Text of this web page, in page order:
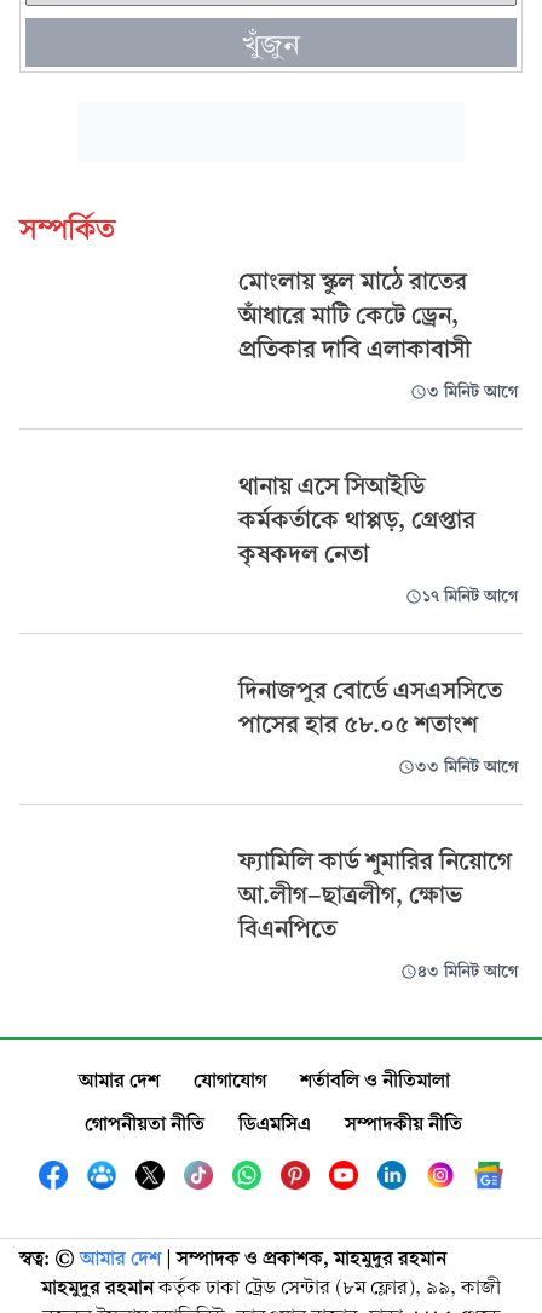
খুঁজুন
সম্পর্কিত
মোংলায় স্কুল মাঠে রাতের
আঁধারে মাটি কেটে ড্রেন,
প্রতিকার দাবি এলাকাবাসী
৩ মিনিট আগে
থানায় এসে সিআইডি
কর্মকর্তাকে থাপ্পড়, গ্রেপ্তার
কৃষকদল নেতা
১৭ মিনিট আগে
দিনাজপুর বোর্ডে এসএসসিতে
পাসের হার ৫৮.০৫ শতাংশ
৩৩ মিনিট আগে
ফ্যামিলি কার্ড শুমারির নিয়োগে
আ.লীগ-ছাত্রলীগ, ক্ষোভ
বিএনপিতে
৪৩ মিনিট আগে
আমার দেশ যোগাযোগ
শর্তাবলি ও নীতিমালা
গোপনীয়তা নীতি
ডিএমসিএ সম্পাদকীয় নীতি
স্বত্ব: ©️ আমার দেশ| সম্পাদক ও প্রকাশক, মাহমুদুর রহমান
মাহমুদুর রহমানকর্তৃক ঢাকা ট্রেড সেন্টার (৮ম ফ্লোর), ৯৯, কাজী